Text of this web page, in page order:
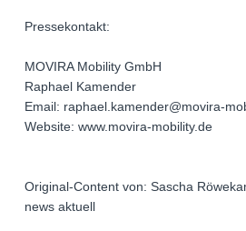
Pressekontakt:
MOVIRA Mobility GmbH
Raphael Kamender
Email: raphael.kamender@movira-
Website: www.movira-mobility.de
Original-Content von: Sascha
news aktuell